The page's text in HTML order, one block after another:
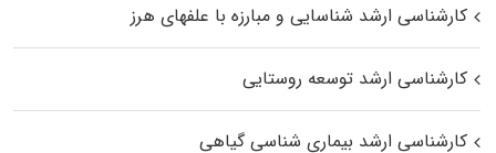
کارشناسی ارشد شناسایی و مبارزه با علفهای هرز
کارشناسی ارشد توسعه روستایی
کارشناسی ارشد بیماری‌ شناسی گیاهی